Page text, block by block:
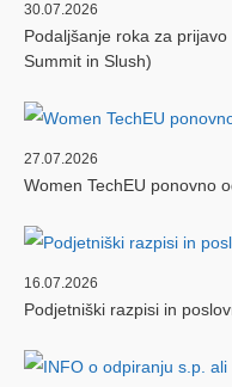
30.07.2026
Podaljšanje roka za
Summit in Slush)
27.07.2026
Women TechEU ponovno
16.07.2026
Podjetniški razpisi in